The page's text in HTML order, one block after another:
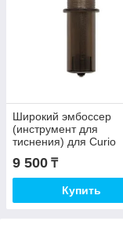
Широкий эмбоссер
(инструмент для
тиснения) для Curio
9 500 ₸
Купить